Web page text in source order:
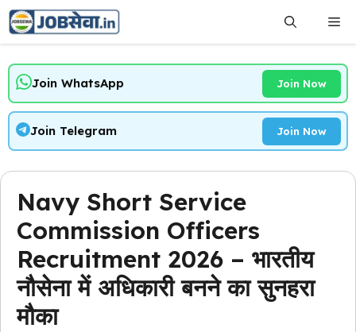
Skip
content
Join WhatsApp Join Now
Join Telegram Join Now
Navy Short Service
Commission Officers
Recruitment 2026 – भारतीय
नौसेना में अधिकारी बनने का सुनहरा
मौका